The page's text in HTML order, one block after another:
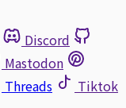
Discord
Mastodon
Threads
Tiktok